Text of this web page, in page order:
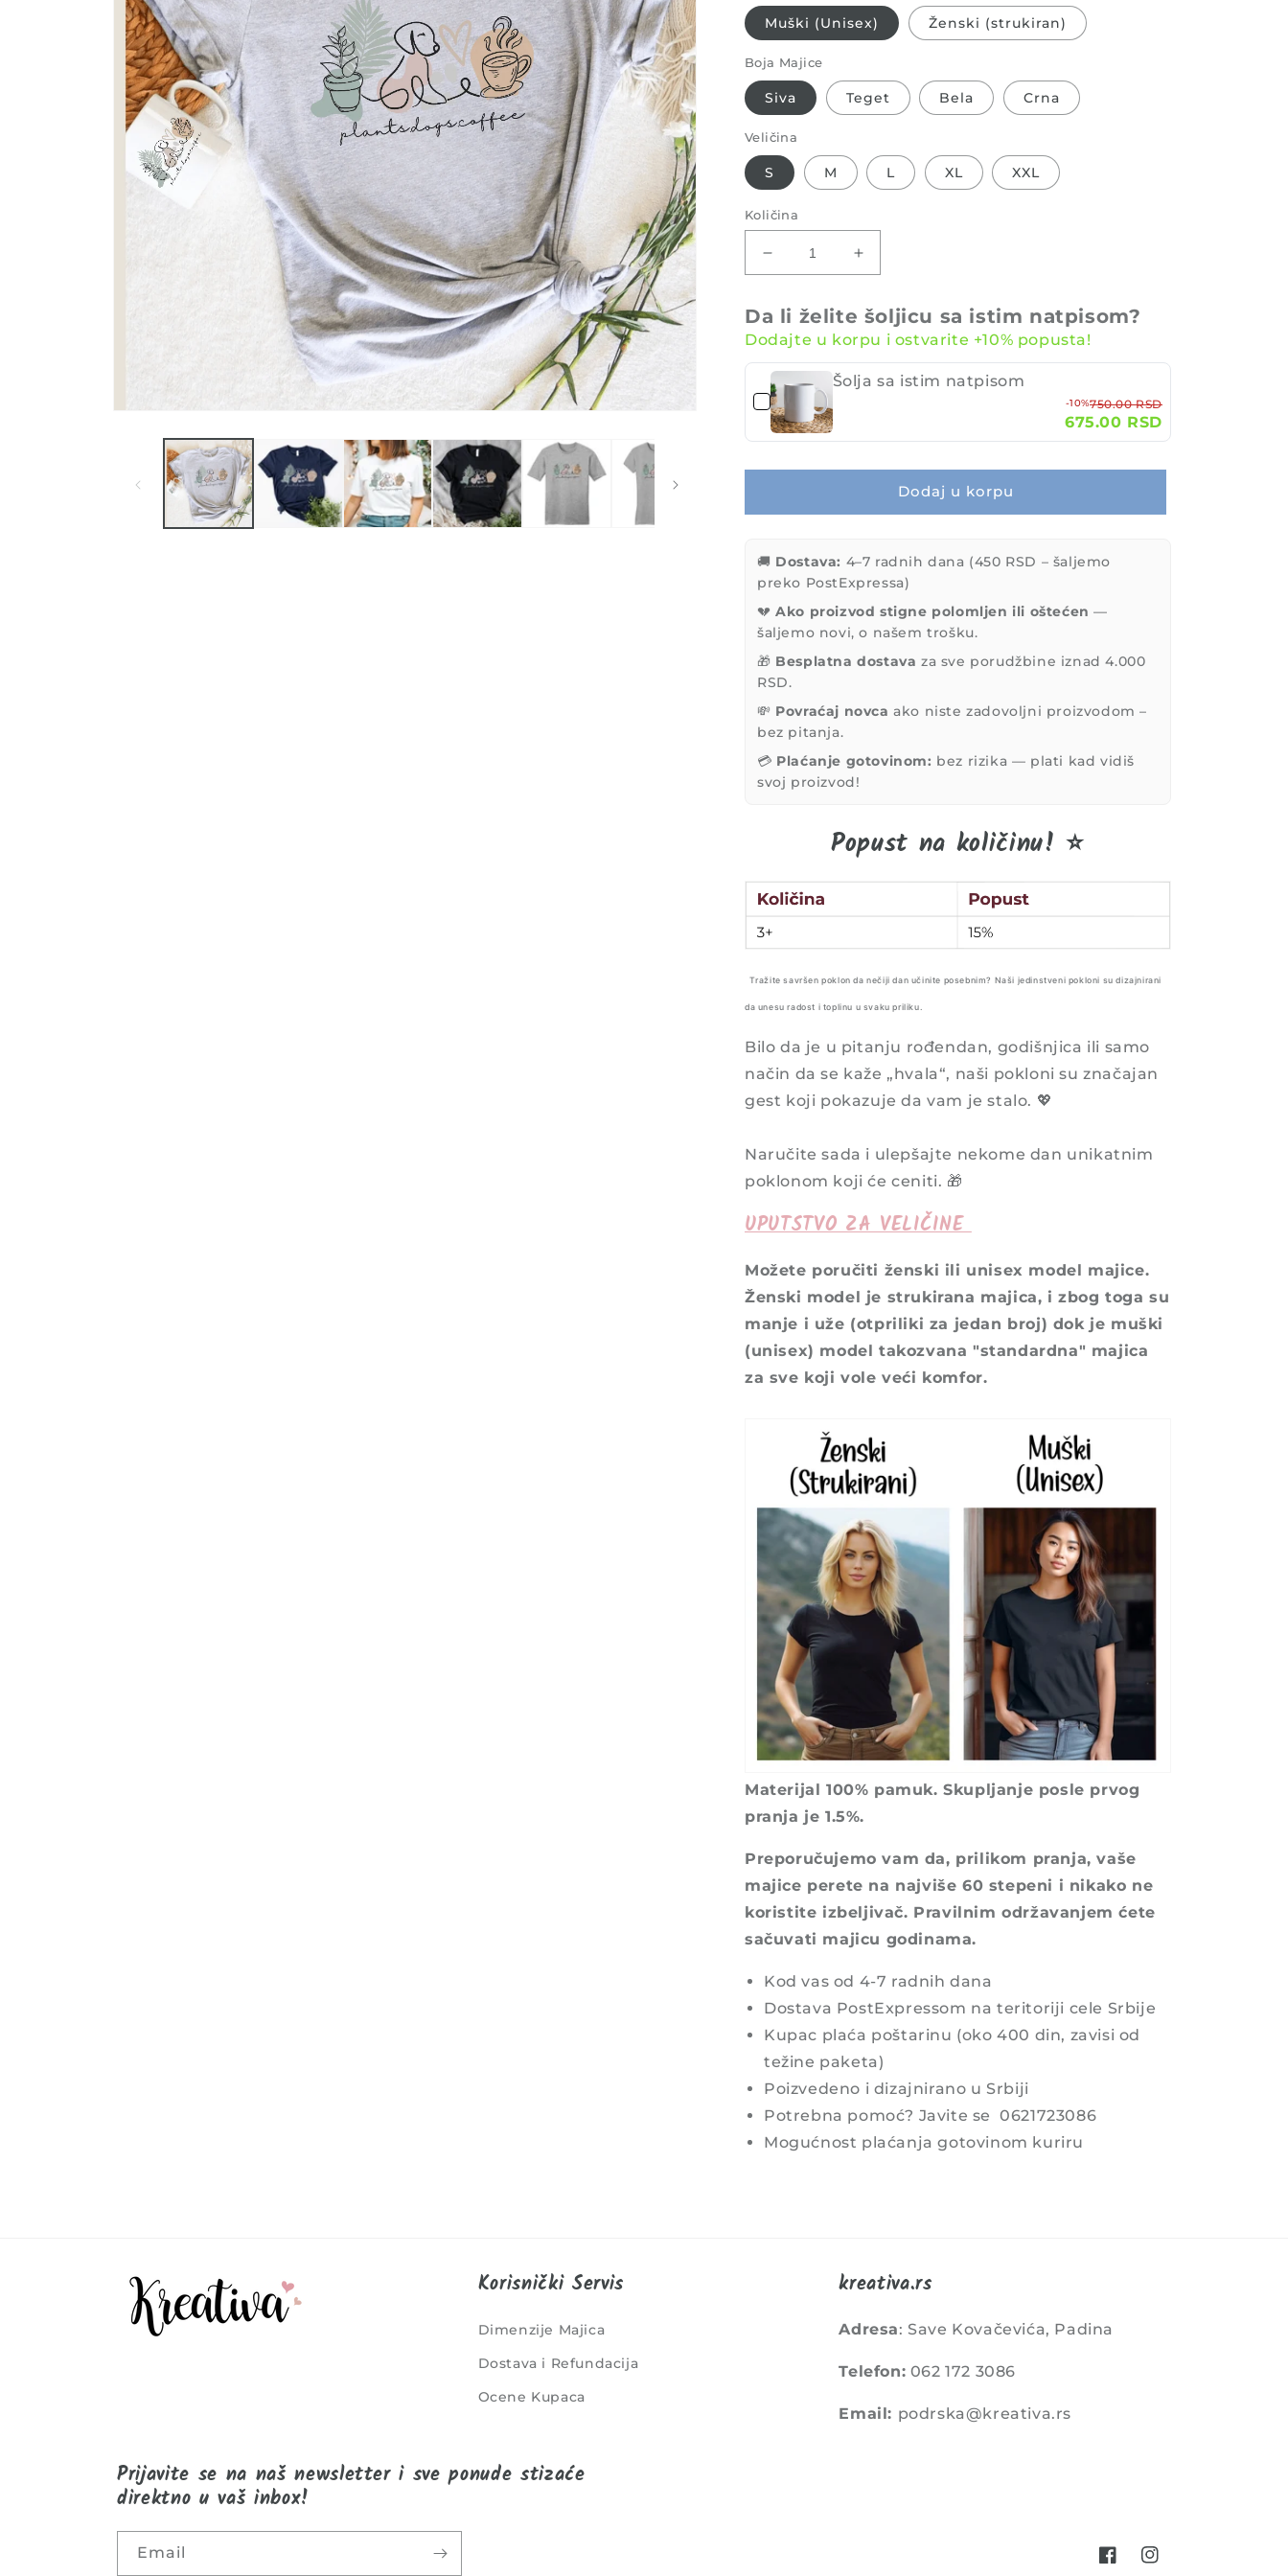
popustu
Muški (Unisex) Ženski (strukiran)
Boja Majice
Siva Teget Bela Crna
Veličina
S M L XL XXL
Količina
Smanjite
količinu
Plants,
dogs,
coffee
Majica
proizvoda
Povećajte
količinu
Plants,
dogs,
coffee
Majica
Da li želite šoljicu sa istim natpisom?
Dodajte u korpu i ostvarite +10% popusta!
Šolja sa istim natpisom
-10%750.00 RSD
675.00 RSD
Dodaj u korpu
🚚 Dostava: 4–7 radnih dana (450 RSD – šaljemo
preko PostExpressa)
💔Ako proizvod stigne polomljen ili oštećen —
šaljemo novi, o našem trošku.
🎁 Besplatna dostava za sve porudžbine iznad 4.000
RSD.
💸 Povraćaj novca ako niste zadovoljni proizvodom –
bez pitanja.
💳 Plaćanje gotovinom: bez rizika — plati kad vidiš
svoj proizvod!
Popust na količinu! ⭐️
Tražite savršen poklon da nečiji dan učinite posebnim? Naši jedinstveni pokloni su dizajnirani
da unesu radost i toplinu u svaku priliku.
Bilo da je u pitanju rođendan, godišnjica ili samo
način da se kaže „hvala“, naši pokloni su značajan
gest koji pokazuje da vam je stalo. 💖
Naručite sada i ulepšajte nekome dan unikatnim
poklonom koji će ceniti. 🎁
UPUTSTVO ZA VELIČINE
Možete poručiti ženski ili unisex model majice.
Ženski model je strukirana majica, i zbog toga su
manje i uže (otpriliki za jedan broj) dok je muški
(unisex) model takozvana "standardna" majica
za sve koji vole veći komfor.
Materijal 100% pamuk. Skupljanje posle prvog
pranja je 1.5%.
Preporučujemo vam da, prilikom pranja, vaše
majice perete na najviše 60 stepeni i nikako ne
koristite izbeljivač. Pravilnim održavanjem ćete
sačuvati majicu godinama.
Kod vas od 4-7 radnih dana
Dostava PostExpressom na teritoriji cele Srbije
Kupac plaća poštarinu (oko400 din, zavisi od
težine paketa)
Poizvedeno i dizajnirano u Srbiji
Potrebna pomoć? Javite se 0621723086
Mogućnost plaćanja gotovinom kuriru
Korisnički Servis
Dimenzije Majica
Dostava i Refundacija
Ocene Kupaca
kreativa.rs
Adresa: Save Kovačevića, Padina
Telefon: 062 172 3086
Email: podrska@kreativa.rs
Prijavite se na naš newsletter i sve ponude stizaće
direktno u vaš inbox!
Email
FacebookInstagram